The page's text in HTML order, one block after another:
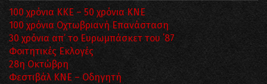
100 χρόνια ΚΚΕ – 50 χρόνια ΚΝΕ
100 χρόνια Οχτωβριανή Επανάσταση
30 χρόνια απ’ το Ευρωμπάσκετ του ΄87
Φοιτητικές Εκλογές
28η Οκτώβρη
Φεστιβάλ ΚΝΕ – Οδηγητή